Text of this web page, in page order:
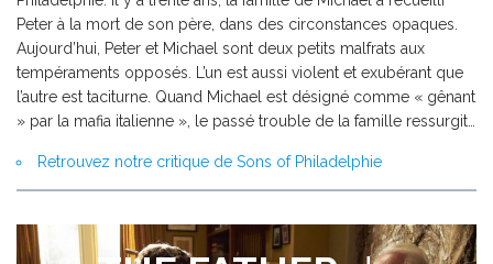
Peter à la mort de son père, dans des circonstances opaques.
Aujourd’hui, Peter et Michael sont deux petits malfrats aux
tempéraments opposés. L’un est aussi violent et exubérant que
l’autre est taciturne. Quand Michael est désigné comme « gênant
» par la mafia italienne », le passé trouble de la famille ressurgit…
Retrouvez notre critique de Sons of Philadelphie